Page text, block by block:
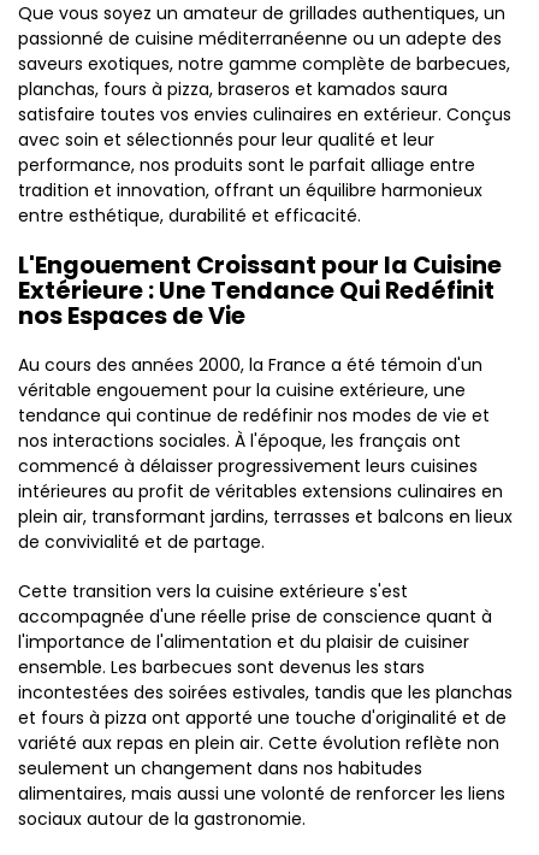
Que vous soyez un amateur de grillades authentiques, un
passionné de cuisine méditerranéenne ou un adepte des
saveurs exotiques, notre gamme complète de barbecues,
planchas, fours à pizza, braseros et kamados saura
satisfaire toutes vos envies culinaires en extérieur. Conçus
avec soin et sélectionnés pour leur qualité et leur
performance, nos produits sont le parfait alliage entre
tradition et innovation, offrant un équilibre harmonieux
entre esthétique, durabilité et efficacité.
L'Engouement Croissant pour la Cuisine
Extérieure : Une Tendance Qui Redéfinit
nos Espaces de Vie
Au cours des années 2000, la France a été témoin d'un
véritable engouement pour la cuisine extérieure, une
tendance qui continue de redéfinir nos modes de vie et
nos interactions sociales. À l'époque, les français ont
commencé à délaisser progressivement leurs cuisines
intérieures au profit de véritables extensions culinaires en
plein air, transformant jardins, terrasses et balcons en lieux
de convivialité et de partage.
Cette transition vers la cuisine extérieure s'est
accompagnée d'une réelle prise de conscience quant à
l'importance de l'alimentation et du plaisir de cuisiner
ensemble. Les barbecues sont devenus les stars
incontestées des soirées estivales, tandis que les planchas
et fours à pizza ont apporté une touche d'originalité et de
variété aux repas en plein air. Cette évolution reflète non
seulement un changement dans nos habitudes
alimentaires, mais aussi une volonté de renforcer les liens
sociaux autour de la gastronomie.